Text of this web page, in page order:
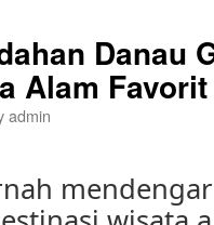
Danau
Alam
admin